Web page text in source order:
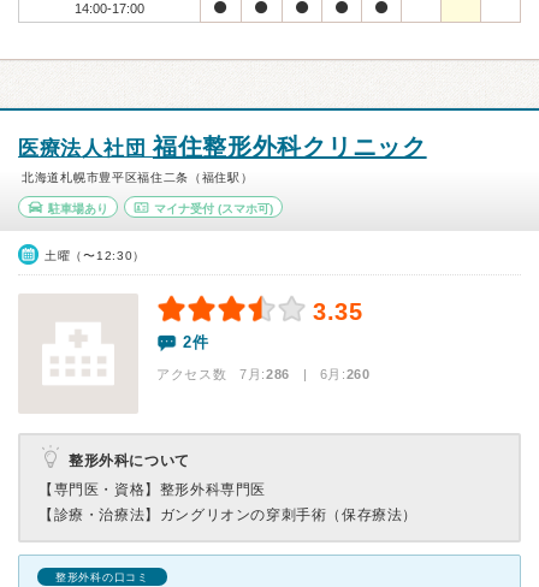
14:00-17:00
医療法人社団福住整形外科クリニック
北海道札幌市豊平区福住二条（福住駅）
駐車場あり マイナ受付(スマホ可)
土曜（〜12:30）
3.35
2件
アクセス数 7月:286 | 6月:260
整形外科について
【専門医・資格】 整形外科専門医
【診療・治療法】 ガングリオンの穿刺手術（保存療法）
整形外科の口コミ